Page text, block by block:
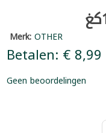
Merk:OTHER
Betalen: € 8,99
Geen beoordelingen